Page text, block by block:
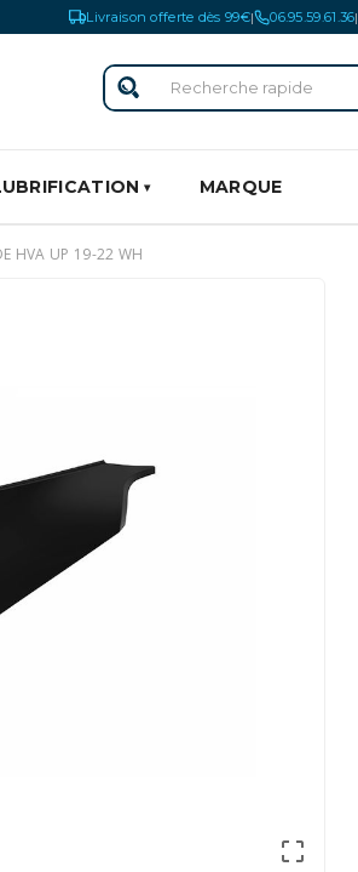
Livraison offerte dès 99€| 06.95.59.61.36|
MARQUE
HVA UP 19-22 WH
